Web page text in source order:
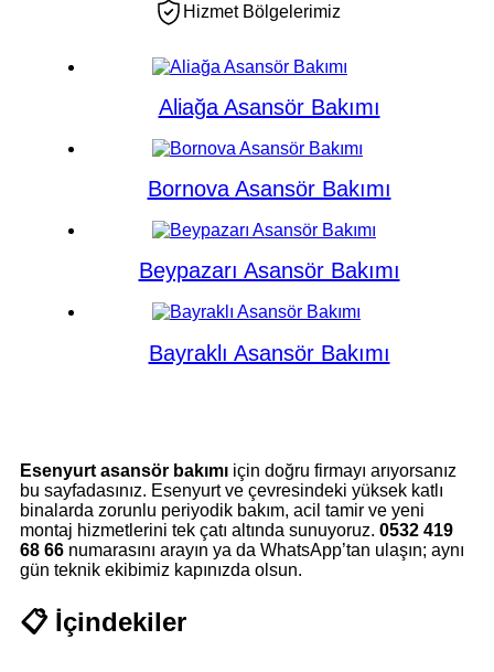
Hizmet Bölgelerimiz
Aliağa Asansör Bakımı
Bornova Asansör Bakımı
Beypazarı Asansör Bakımı
Bayraklı Asansör Bakımı
Esenyurt asansör bakımı için doğru firmayı arıyorsanız
bu sayfadasınız. Esenyurt ve çevresindeki yüksek katlı
binalarda zorunlu periyodik bakım, acil tamir ve yeni
montaj hizmetlerini tek çatı altında sunuyoruz. 0532 419
68 66 numarasını arayın ya da WhatsApp’tan ulaşın; aynı
gün teknik ekibimiz kapınızda olsun.
📋 İçindekiler